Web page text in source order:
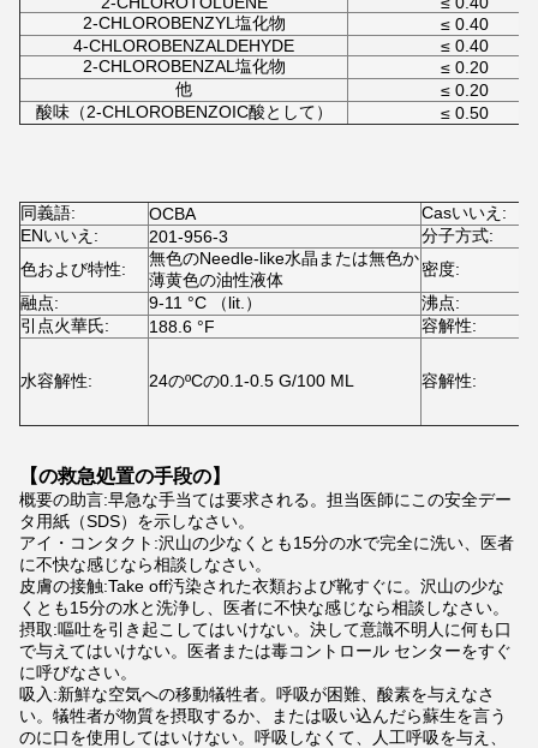
2-CHLOROBENZYL塩化物
≤ 0.40
4-CHLOROBENZALDEHYDE
≤ 0.40
2-CHLOROBENZAL塩化物
≤ 0.20
他
≤ 0.20
酸味（2-CHLOROBENZOIC酸として）
≤ 0.50
同義語: OCBA Casいいえ:
ENいいえ:
201-956-3 分子方式:
色および特性:
無色のNeedle-like水晶または無色か
薄黄色の油性液体
密度:
融点:
9-11 °C （lit.） 沸点:
引点火華氏:
188.6 °F 容解性:
水容解性: 24のºCの0.1-0.5 G/100 ML 容解性:
【の救急処置の手段の】
概要の助言:早急な手当ては要求される。担当医師にこの安全デー
タ用紙（SDS）を示しなさい。
アイ・コンタクト:沢山の少なくとも15分の水で完全に洗い、医者
に不快な感じなら相談しなさい。
皮膚の接触:Take off汚染された衣類および靴すぐに。沢山の少な
くとも15分の水と洗浄し、医者に不快な感じなら相談しなさい。
摂取:嘔吐を引き起こしてはいけない。決して意識不明人に何も口
で与えてはいけない。医者または毒コントロール センターをすぐ
に呼びなさい。
吸入:新鮮な空気への移動犠牲者。呼吸が困難、酸素を与えなさ
い。犠牲者が物質を摂取するか、または吸い込んだら蘇生を言う
のに口を使用してはいけない。呼吸しなくて、人工呼吸を与え、